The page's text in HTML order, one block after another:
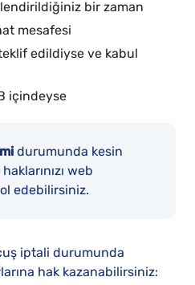
bir zaman
mesafesi
edildiyse ve kabul
içindeyse
durumunda kesin
web
edebilirsiniz.
iptali durumunda
hak kazanabilirsiniz: